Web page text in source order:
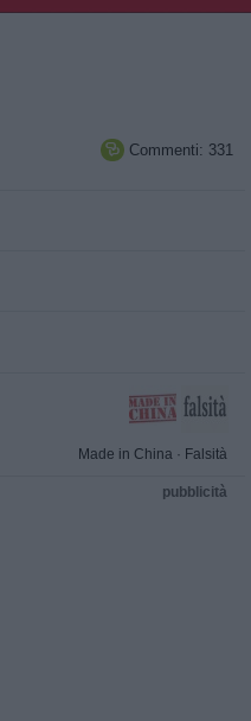
 Commenti: 331
Made in China · Falsità
pubblicità